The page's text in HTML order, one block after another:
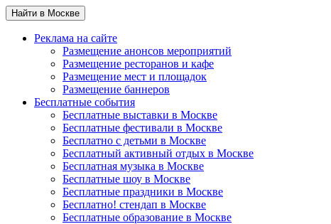
Найти в Москве
Реклама на сайте
Размещение анонсов мероприятий
Размещение ресторанов и кафе
Размещение мест и площадок
Размещение баннеров
Бесплатные события
Бесплатные выставки в Москве
Бесплатные фестивали в Москве
Бесплатно с детьми в Москве
Бесплатный активный отдых в Москве
Бесплатная музыка в Москве
Бесплатные шоу в Москве
Бесплатные праздники в Москве
Бесплатно! стендап в Москве
Бесплатные образование в Москве